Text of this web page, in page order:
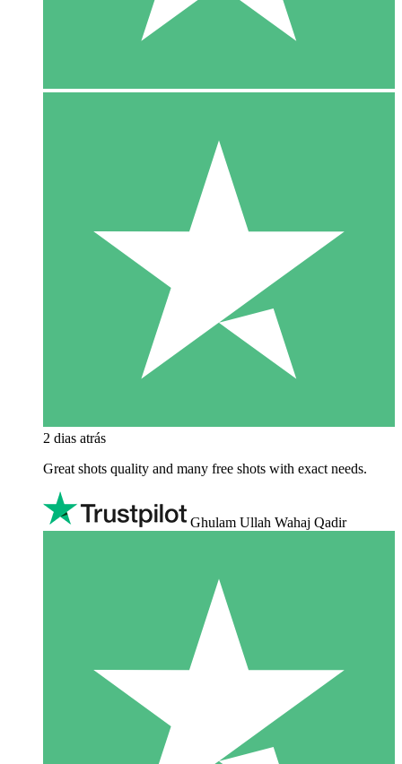
2 dias atrás
Great shots quality and many free shots with exact needs.
Ghulam Ullah Wahaj Qadir